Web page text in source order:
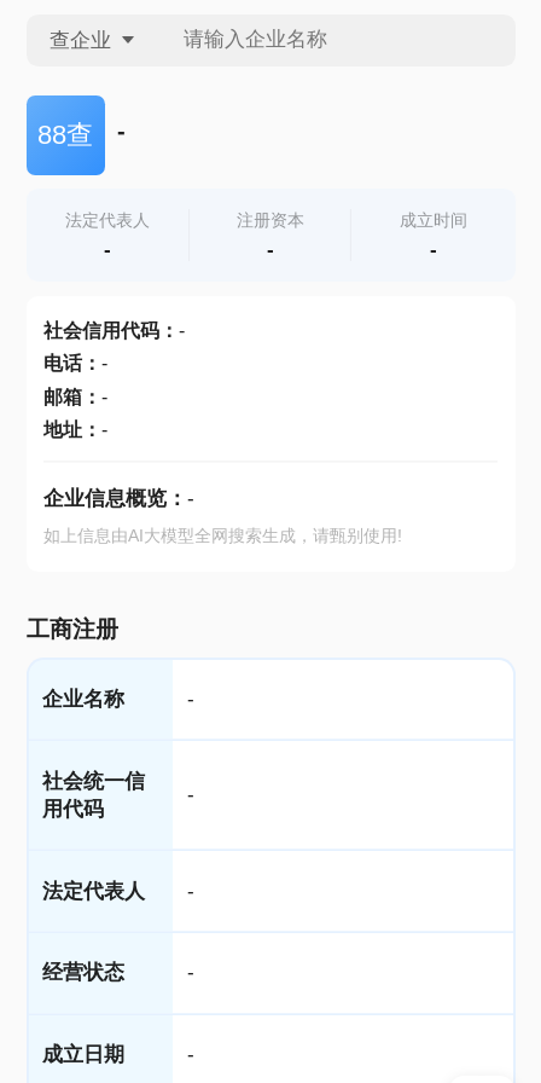
查企业
查企业
查产地
88查 -
法定代表人
-
注册资本
-
成立时间
-
社会信用代码： -
电话： -
邮箱： -
地址： -
企业信息概览： -
如上信息由AI大模型全网搜索生成，请甄别使用!
工商注册
企业名称 -
社会统一信
用代码
-
法定代表人 -
经营状态 -
成立日期 -